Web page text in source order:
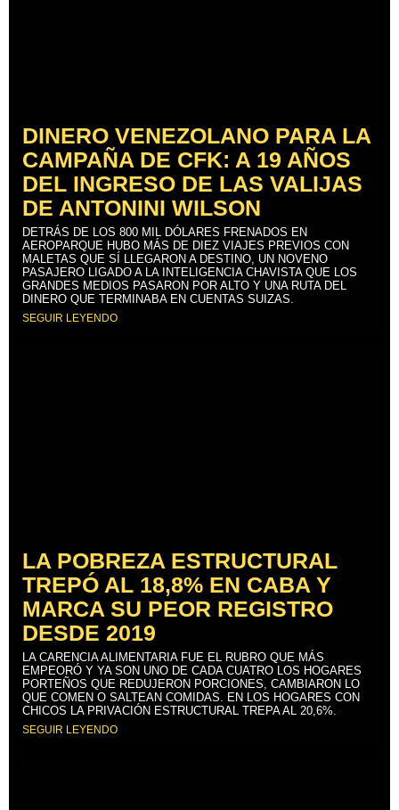
DINERO VENEZOLANO PARA LA
CAMPAÑA DE CFK: A 19 AÑOS
DEL INGRESO DE LAS VALIJAS
DE ANTONINI WILSON
DETRÁS DE LOS 800 MIL DÓLARES FRENADOS EN
AEROPARQUE HUBO MÁS DE DIEZ VIAJES PREVIOS CON
MALETAS QUE SÍ LLEGARON A DESTINO, UN NOVENO
PASAJERO LIGADO A LA INTELIGENCIA CHAVISTA QUE LOS
GRANDES MEDIOS PASARON POR ALTO Y UNA RUTA DEL
DINERO QUE TERMINABA EN CUENTAS SUIZAS.
SEGUIR LEYENDO
LA POBREZA ESTRUCTURAL
TREPÓ AL 18,8% EN CABA Y
MARCA SU PEOR REGISTRO
DESDE 2019
LA CARENCIA ALIMENTARIA FUE EL RUBRO QUE MÁS
EMPEORÓ Y YA SON UNO DE CADA CUATRO LOS HOGARES
PORTEÑOS QUE REDUJERON PORCIONES, CAMBIARON LO
QUE COMEN O SALTEAN COMIDAS. EN LOS HOGARES CON
CHICOS LA PRIVACIÓN ESTRUCTURAL TREPA AL 20,6%.
SEGUIR LEYENDO